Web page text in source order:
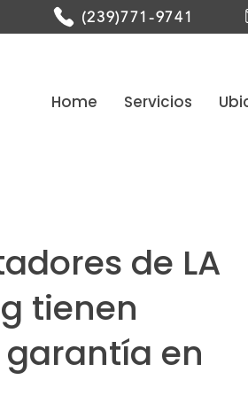
Home Servicios
(239)771-9741
de LA
tienen
en